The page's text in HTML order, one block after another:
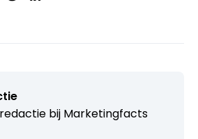
bij Marketingfacts